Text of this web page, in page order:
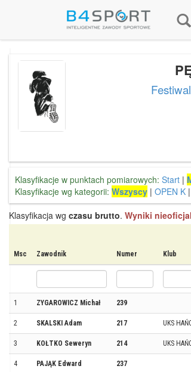
Klasyfikacje w punktach pomiarowych: Start |
Klasyfikacje wg kategorii: Wszyscy | OPEN K |
Klasyfikacja wg czasu brutto. Wyniki
Msc Zawodnik Numer Klub
1 ZYGAROWICZ Michał 239
2 SKALSKI Adam 217 UKS
3 KOŁTKO Seweryn 214 UKS
4 PAJĄK Edward 237